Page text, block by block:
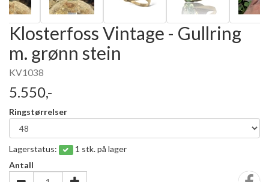
Klosterfoss Vintage - Gullring
m. grønn stein
KV1038
5.550,-
Ringstørrelser
Lagerstatus:
1 stk. på lager
Antall